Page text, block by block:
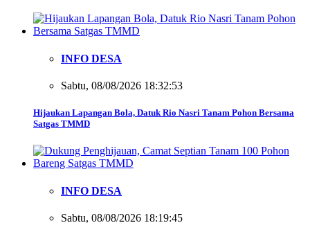
INFO DESA
Sabtu, 08/08/2026 18:32:53
Hijaukan Lapangan Bola, Datuk Rio Nasri Tanam Pohon Bersama
Satgas TMMD
INFO DESA
Sabtu, 08/08/2026 18:19:45